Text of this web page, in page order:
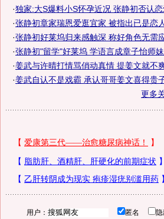
·独家:大S爆料小S怀孕近况 张静初否认
·张静初章家瑞恩爱逛宜家 被指出已是恋
·张静初好莱坞归来感触深 称好角色无需应
·张静初"留学"好莱坞 学语言成章子怡师
·姜武与许晴打情骂俏动真情 提姜文就不
·姜武自认不是戏霸 承认哥哥姜文喜得贵
更多
用户： 匿名